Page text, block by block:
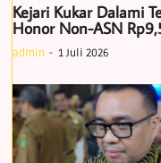
Kejari Kukar Dalami
Honor Non-ASN
admin 1 Juli 2026